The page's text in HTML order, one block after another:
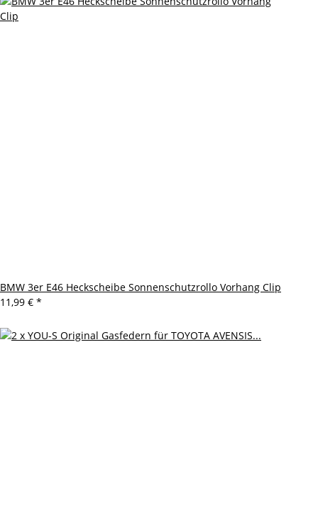
BMW 3er E46 Heckscheibe Sonnenschutzrollo Vorhang Clip
11,99 € *